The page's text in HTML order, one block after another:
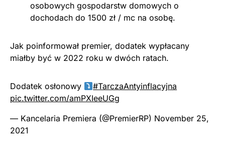
osobowych gospodarstw domowych o
dochodach do 1500 zł / mc na osobę.
Jak poinformował premier, dodatek wypłacany
miałby być w 2022 roku w dwóch ratach.
Dodatek osłonowy
#TarczaAntyinflacyjna
pic.twitter.com/amPXIeeUGg
— Kancelaria Premiera (@PremierRP) November 25,
2021